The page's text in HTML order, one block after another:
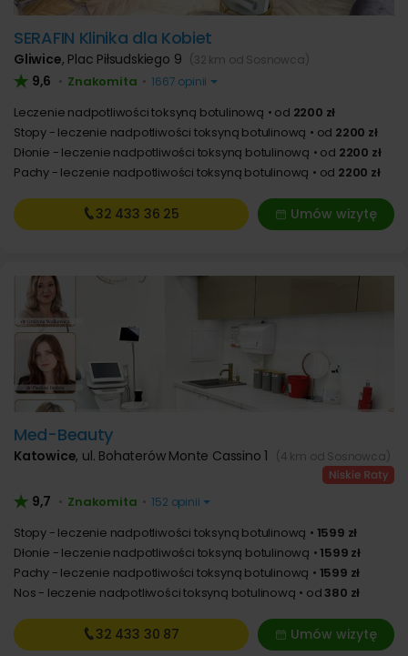
SERAFIN Klinika dla Kobiet
Gliwice, Plac Piłsudskiego 9 (32 km od Sosnowca)
9,6 • Znakomita • 1667 opinii
Leczenie nadpotliwości toksyną botulinową od 2200 zł
Stopy - leczenie nadpotliwości toksyną botulinową
od 2200 zł
Dłonie - leczenie nadpotliwości toksyną botulinową
od 2200 zł
Pachy - leczenie nadpotliwości toksyną botulinową
od 2200 zł
Umów wizytę
32 433 36 25
Med-Beauty
Katowice, ul. Bohaterów Monte Cassino 1 (4 km od Sosnowca)
9,7 • Znakomita • 152 opinii
Stopy - leczenie nadpotliwości toksyną botulinową
1599 zł
Dłonie - leczenie nadpotliwości toksyną botulinową
1599 zł
Pachy - leczenie nadpotliwości toksyną botulinową
1599 zł
Nos - leczenie nadpotliwości toksyną botulinową
od 380 zł
Umów wizytę
32 433 30 87